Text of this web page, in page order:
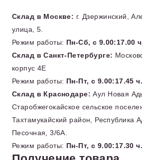
Склад в Москве: г. Дзержинский,
улица, 5.
Режим работы: Пн-Сб, с 9.00:17.00
Склад в Санкт-Петербурге:
корпус 4Е
Режим работы: Пн-Пт, с 9.00:17.45 ч.
Склад в Краснодаре: Аул Новая
Старобжегокайское сельское
Тахтамукайский район, Республика
Песочная, 3/6А.
Режим работы: Пн-Пт, с 9.00:17.30 ч.